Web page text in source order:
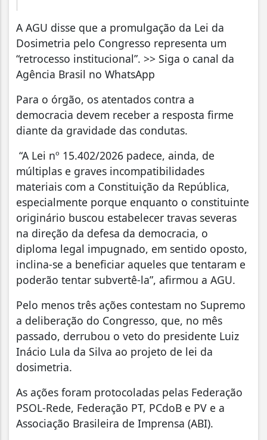
A AGU disse que a promulgação da Lei da
Dosimetria pelo Congresso representa um
“retrocesso institucional”. >> Siga o canal da
Agência Brasil no WhatsApp
Para o órgão, os atentados contra a
democracia devem receber a resposta firme
diante da gravidade das condutas.
“A Lei nº 15.402/2026 padece, ainda, de
múltiplas e graves incompatibilidades
materiais com a Constituição da República,
especialmente porque enquanto o constituinte
originário buscou estabelecer travas severas
na direção da defesa da democracia, o
diploma legal impugnado, em sentido oposto,
inclina-se a beneficiar aqueles que tentaram e
poderão tentar subvertê-la”, afirmou a AGU.
Pelo menos três ações contestam no Supremo
a deliberação do Congresso, que, no mês
passado, derrubou o veto do presidente Luiz
Inácio Lula da Silva ao projeto de lei da
dosimetria.
As ações foram protocoladas pelas Federação
PSOL-Rede, Federação PT, PCdoB e PV e a
Associação Brasileira de Imprensa (ABI).